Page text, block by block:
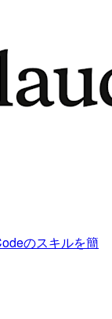
のスキルを簡